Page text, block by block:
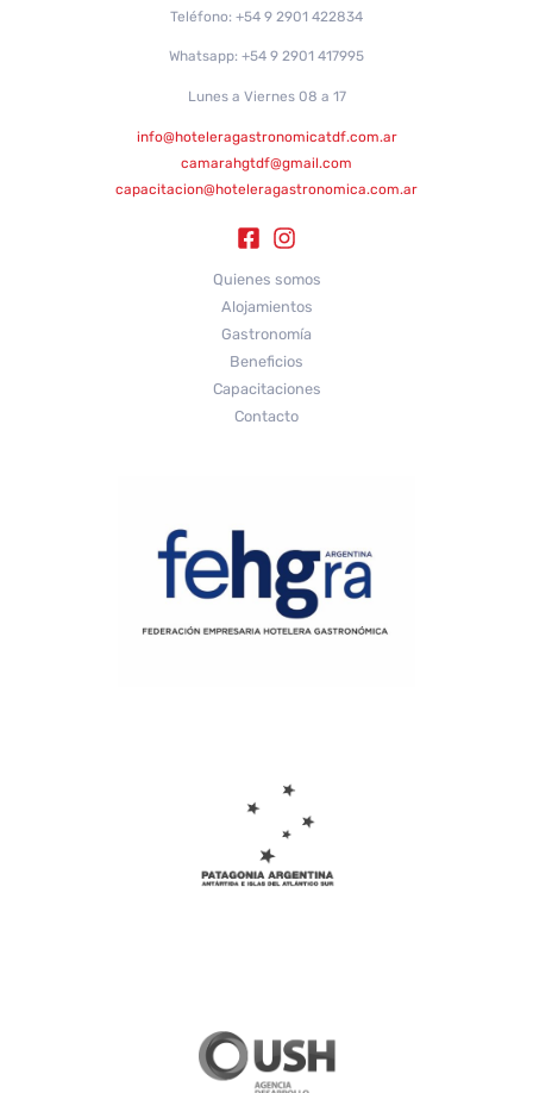
Teléfono: +54 9 2901 422834
Whatsapp: +54 9 2901 417995
Lunes a Viernes 08 a 17
info@hoteleragastronomicatdf.com.ar
camarahgtdf@gmail.com
capacitacion@hoteleragastronomica.com.ar
Quienes somos
Alojamientos
Gastronomía
Beneficios
Capacitaciones
Contacto